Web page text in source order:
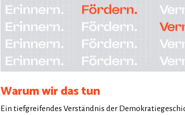
Warum wir das tun
Ein tiefgreifendes Verständnis der